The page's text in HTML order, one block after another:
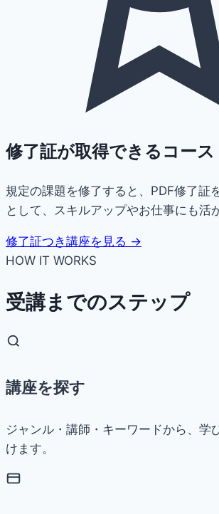
修了証が取得できるコース
規定の課題を修了すると、PDF修了証
として、スキルアップやお仕事にも活
修了証つき講座を見る →
HOW IT WORKS
受講までのステップ
講座を探す
ジャンル・講師・キーワードから、学
けます。